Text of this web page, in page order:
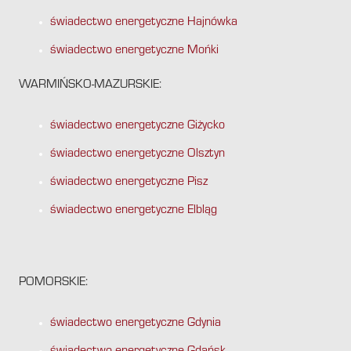
świadectwo energetyczne Hajnówka
świadectwo energetyczne Mońki
WARMIŃSKO-MAZURSKIE:
świadectwo energetyczne Giżycko
świadectwo energetyczne Olsztyn
świadectwo energetyczne Pisz
świadectwo energetyczne Elbląg
POMORSKIE:
świadectwo energetyczne Gdynia